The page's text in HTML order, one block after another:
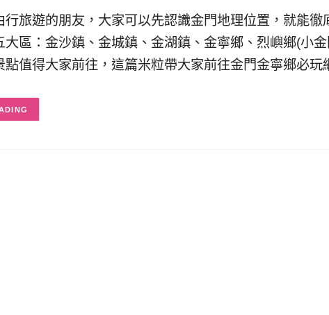
行旅遊的朋友，大家可以先認識金門地理位置，就能徹
大區：金沙鎮、金城鎮、金湖鎮、金寧鄉、烈嶼鄉(小
點值得大家前往，這篇米粒帶大家前往金門金寧鄉必